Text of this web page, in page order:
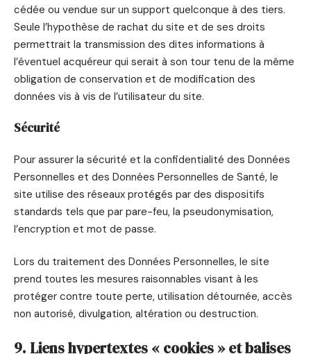
cédée ou vendue sur un support quelconque à des tiers.
Seule l’hypothèse de rachat du site et de ses droits
permettrait la transmission des dites informations à
l’éventuel acquéreur qui serait à son tour tenu de la même
obligation de conservation et de modification des
données vis à vis de l’utilisateur du site.
Sécurité
Pour assurer la sécurité et la confidentialité des Données
Personnelles et des Données Personnelles de Santé, le
site utilise des réseaux protégés par des dispositifs
standards tels que par pare-feu, la pseudonymisation,
l’encryption et mot de passe.
Lors du traitement des Données Personnelles, le site
prend toutes les mesures raisonnables visant à les
protéger contre toute perte, utilisation détournée, accès
non autorisé, divulgation, altération ou destruction.
9. Liens hypertextes « cookies » et balises